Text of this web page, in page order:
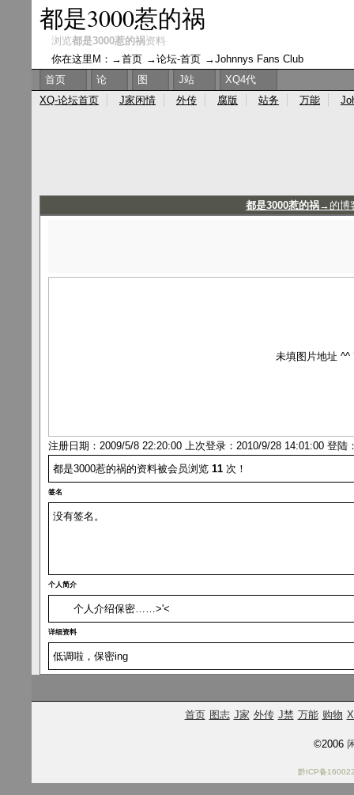
都是3000惹的祸→的博
未填图片地址 ^^
注册日期：2009/5/8 22:20:00 上次登录：2010/9/28 14:01:00 登陆
都是3000惹的祸的资料被会员浏览 11 次！
签名
没有签名。
个人简介
个人介绍保密……>'<
详细资料
低调啦，保密ing
都是3000惹的祸
浏览都是3000惹的祸资料
你在这里M：→首页 →论坛-首页 →Johnnys Fans Club
首页
论 图 J站
XQ4代
XQ-论坛首页
J家闲情 外传 腐版 站务 万能
首页 图志 J家 外传 J禁 万能 购物
©2006
黔ICP备